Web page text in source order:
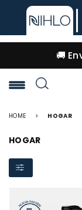
🚚
HOME > HOGAR
HOGAR